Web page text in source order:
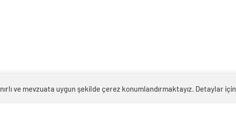
ve mevzuata uygun şekilde çerez konumlandırmaktayız. Detaylar için